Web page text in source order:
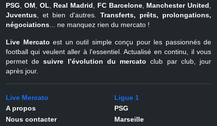
PSG
OM OL Real Madrid FC Barcelone, Manchester United
Juventus , et bien d'autres. Transferts, prêts, prolongations,
négociations ... ne manquez rien du mercato !
Live Mercato est un outil simple conçu pour les passionnés de
football qui veulent aller à l'essentiel. Actualisé en continu, il vous
permet desuivre l’évolution du mercato club par club, jour
après jour.
Live Mercato
A propos
Nous contacter
Ligue 1
PSG
Marseille